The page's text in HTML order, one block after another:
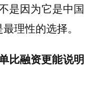
是因为它是中国
理性的选择。
比融资更能说明